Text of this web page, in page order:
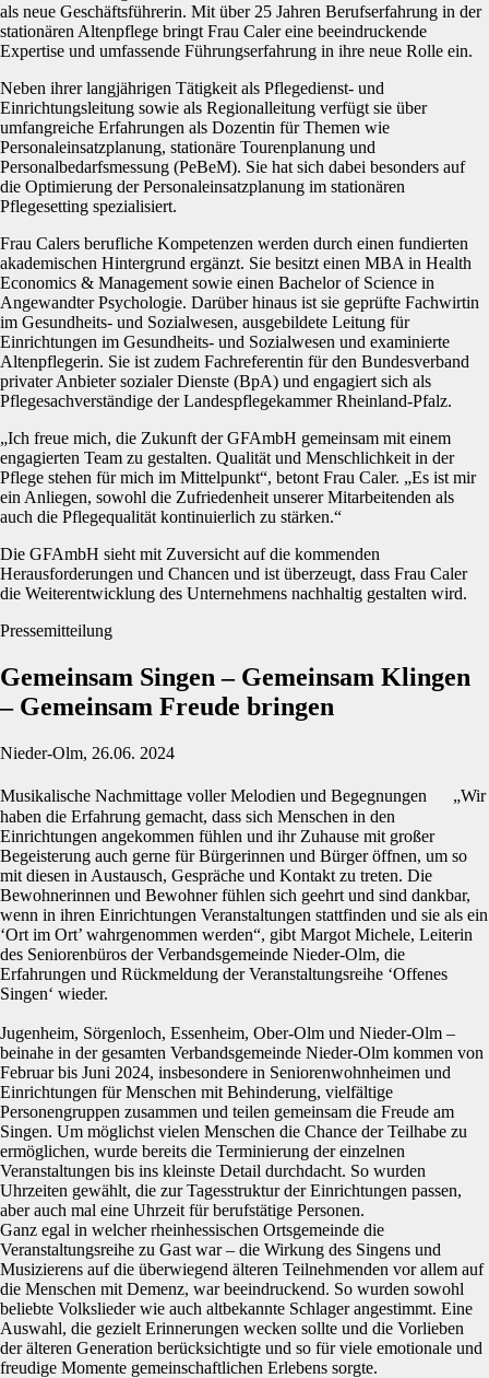
als neue Geschäftsführerin. Mit über 25 Jahren Berufserfahrung in der
stationären Altenpflege bringt Frau Caler eine beeindruckende
Expertise und umfassende Führungserfahrung in ihre neue Rolle ein.
Neben ihrer langjährigen Tätigkeit als Pflegedienst- und
Einrichtungsleitung sowie als Regionalleitung verfügt sie über
umfangreiche Erfahrungen als Dozentin für Themen wie
Personaleinsatzplanung, stationäre Tourenplanung und
Personalbedarfsmessung (PeBeM). Sie hat sich dabei besonders auf
die Optimierung der Personaleinsatzplanung im stationären
Pflegesetting spezialisiert.
Frau Calers berufliche Kompetenzen werden durch einen fundierten
akademischen Hintergrund ergänzt. Sie besitzt einen MBA in Health
Economics & Management sowie einen Bachelor of Science in
Angewandter Psychologie. Darüber hinaus ist sie geprüfte Fachwirtin
im Gesundheits- und Sozialwesen, ausgebildete Leitung für
Einrichtungen im Gesundheits- und Sozialwesen und examinierte
Altenpflegerin. Sie ist zudem Fachreferentin für den Bundesverband
privater Anbieter sozialer Dienste (BpA) und engagiert sich als
Pflegesachverständige der Landespflegekammer Rheinland-Pfalz.
„Ich freue mich, die Zukunft der GFAmbH gemeinsam mit einem
engagierten Team zu gestalten. Qualität und Menschlichkeit in der
Pflege stehen für mich im Mittelpunkt“, betont Frau Caler. „Es ist mir
ein Anliegen, sowohl die Zufriedenheit unserer Mitarbeitenden als
auch die Pflegequalität kontinuierlich zu stärken.“
Die GFAmbH sieht mit Zuversicht auf die kommenden
Herausforderungen und Chancen und ist überzeugt, dass Frau Caler
die Weiterentwicklung des Unternehmens nachhaltig gestalten wird.
Pressemitteilung
Gemeinsam Singen – Gemeinsam Klingen
– Gemeinsam Freude bringen
Nieder-Olm, 26.06. 2024
Musikalische Nachmittage voller Melodien und Begegnungen „Wir
haben die Erfahrung gemacht, dass sich Menschen in den
Einrichtungen angekommen fühlen und ihr Zuhause mit großer
Begeisterung auch gerne für Bürgerinnen und Bürger öffnen, um so
mit diesen in Austausch, Gespräche und Kontakt zu treten. Die
Bewohnerinnen und Bewohner fühlen sich geehrt und sind dankbar,
wenn in ihren Einrichtungen Veranstaltungen stattfinden und sie als ein
‘Ort im Ort’ wahrgenommen werden“, gibt Margot Michele, Leiterin
des Seniorenbüros der Verbandsgemeinde Nieder-Olm, die
Erfahrungen und Rückmeldung der Veranstaltungsreihe ‘Offenes
Singen‘ wieder.
Jugenheim, Sörgenloch, Essenheim, Ober-Olm und Nieder-Olm –
beinahe in der gesamten Verbandsgemeinde Nieder-Olm kommen von
Februar bis Juni 2024, insbesondere in Seniorenwohnheimen und
Einrichtungen für Menschen mit Behinderung, vielfältige
Personengruppen zusammen und teilen gemeinsam die Freude am
Singen. Um möglichst vielen Menschen die Chance der Teilhabe zu
ermöglichen, wurde bereits die Terminierung der einzelnen
Veranstaltungen bis ins kleinste Detail durchdacht. So wurden
Uhrzeiten gewählt, die zur Tagesstruktur der Einrichtungen passen,
aber auch mal eine Uhrzeit für berufstätige Personen.
Ganz egal in welcher rheinhessischen Ortsgemeinde die
Veranstaltungsreihe zu Gast war – die Wirkung des Singens und
Musizierens auf die überwiegend älteren Teilnehmenden vor allem auf
die Menschen mit Demenz, war beeindruckend. So wurden sowohl
beliebte Volkslieder wie auch altbekannte Schlager angestimmt. Eine
Auswahl, die gezielt Erinnerungen wecken sollte und die Vorlieben
der älteren Generation berücksichtigte und so für viele emotionale und
freudige Momente gemeinschaftlichen Erlebens sorgte.